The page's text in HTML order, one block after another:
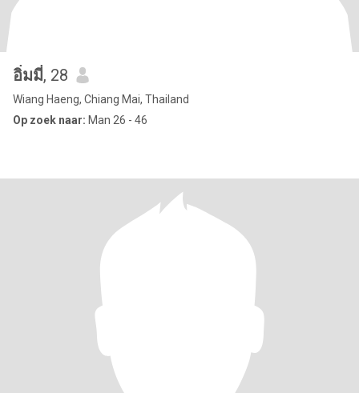
อิ่มมี่, 28
Wiang Haeng, Chiang Mai, Thailand
Op zoek naar: Man 26 - 46